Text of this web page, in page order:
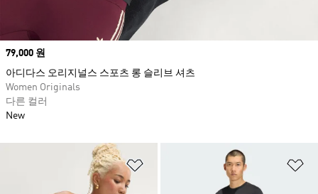
위시리스트 담기
Price
79,000 원
아디다스 오리지널스 스포츠 롱 슬리브 셔츠
Women Originals
다른 컬러
New